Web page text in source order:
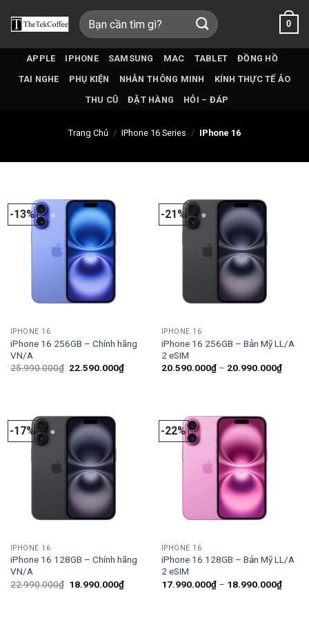
qua
Tìm
kiếm:
0
APPLE IPHONE SAMSUNG MAC TABLET
ĐỒNG HỒ
TAI NGHE
PHỤ KIỆN NHẪN THÔNG MINH
KÍNH THỰC TẾ ẢO
THU CŨ
ĐẶT HÀNG HỎI – ĐÁP
Trang Chủ / IPhone 16 Series / IPhone 16
-13%
IPHONE 16
iPhone 16 256GB – Chính hãng
VN/A
25.990.000₫ Giá
22.590.000₫Giá
hiện
-21%
IPHONE 16
iPhone 16 256GB – Bản Mỹ LL/A
2 eSIM
20.590.000₫ – 20.990.000₫
giá:
-17%
IPHONE 16
iPhone 16 128GB – Chính hãng
VN/A
22.990.000₫ Giá
18.990.000₫Giá
hiện
-22%
IPHONE 16
iPhone 16 128GB – Bản Mỹ LL/A
2 eSIM
17.990.000₫ – 18.990.000₫
giá: